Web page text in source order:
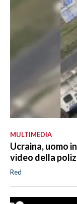
MULTIMEDIA
Ucraina, uomo
video della
Red